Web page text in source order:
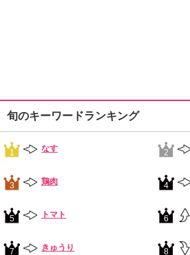
旬のキーワードランキング
1 なす 2
3 鶏肉 4
5 トマト 6
7 きゅうり 8